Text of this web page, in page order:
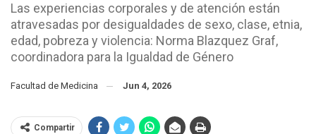
Las experiencias corporales y de atención están
atravesadas por desigualdades de sexo, clase, etnia,
edad, pobreza y violencia: Norma Blazquez Graf,
coordinadora para la Igualdad de Género
Facultad de Medicina Jun 4, 2026
Compartir